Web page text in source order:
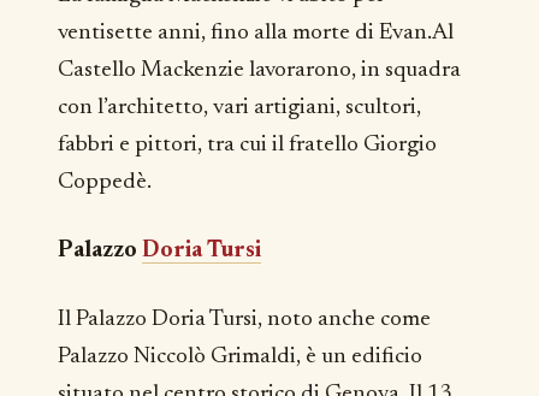
ventisette anni, fino alla morte di Evan.Al
Castello Mackenzie lavorarono, in squadra
con l’architetto, vari artigiani, scultori,
fabbri e pittori, tra cui il fratello Giorgio
Coppedè.
Palazzo Doria Tursi
Il Palazzo Doria Tursi, noto anche come
Palazzo Niccolò Grimaldi, è un edificio